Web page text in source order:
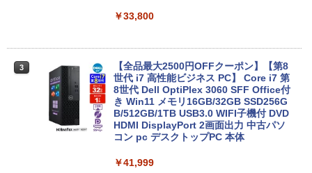
メラ 軽量 モバイル ビジネス 在宅勤務 学
生向け
￥19,800
C340-14IML Windows11 64bit タッチパ
￥33,800
3
【全品最大2500円OFFクーポン】【第8
世代 i7 高性能ビジネス PC】 Core i7 第
8世代 Dell OptiPlex 3060 SFF Office付
き Win11 メモリ16GB/32GB SSD256G
B/512GB/1TB USB3.0 WIFI子機付 DVD
HDMI DisplayPort 2画面出力 中古パソ
コン pc デスクトップPC 本体
￥41,999